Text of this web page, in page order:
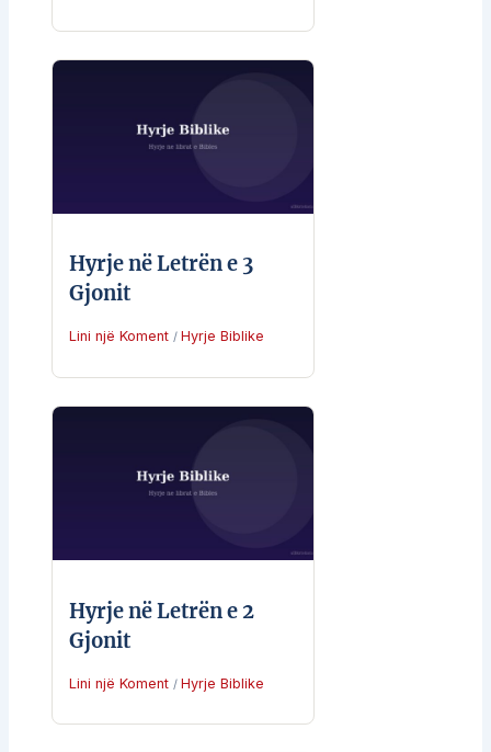
Hyrje në Letrën e 3
Gjonit
Lini një Koment / Hyrje Biblike
Hyrje në Letrën e 2
Gjonit
Lini një Koment / Hyrje Biblike